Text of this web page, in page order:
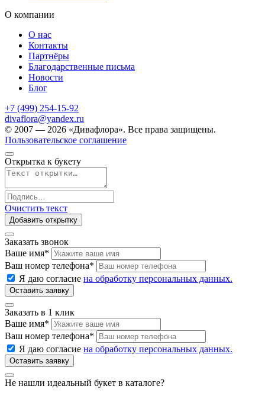
О компании
О нас
Контакты
Партнёры
Благодарственные письма
Новости
Блог
+7 (499) 254-15-92
divaflora@yandex.ru
© 2007 — 2026 «Дивафлора». Все права защищены.
Пользовательское соглашение
Открытка к букету
Очистить текст
Добавить открытку
Заказать звонок
Ваше имя*
Ваш номер телефона*
Я даю согласие на обработку персональных данных.
Заказать в 1 клик
Ваше имя*
Ваш номер телефона*
Я даю согласие на обработку персональных данных.
Не нашли идеальный букет в каталоге?